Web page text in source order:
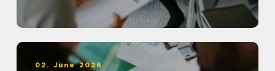
02. June 2026